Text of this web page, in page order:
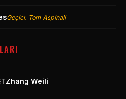
Geçici: Tom Aspinall
Zhang Weili